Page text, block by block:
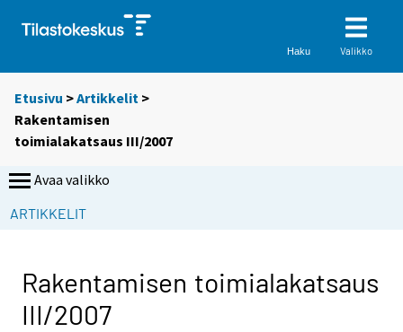
Haku Valikko
Etusivu >Artikkelit >
Rakentamisen
toimialakatsaus III/2007
Avaa valikko
ARTIKKELIT
Rakentamisen toimialakatsaus
III/2007